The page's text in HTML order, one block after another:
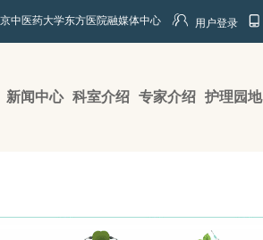
中医药大学东方医院融媒体中心 用户登录
新闻中心 科室介绍 专家介绍 护理园地